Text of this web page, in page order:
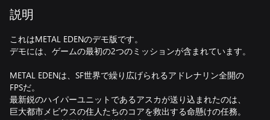
説明
これはMETAL EDENのデモ版です。
デモには、ゲームの最初の2つのミッションが含まれています。
METAL EDENは、SF世界で繰り広げられるアドレナリン全開の
FPSだ。
最新鋭のハイパーユニットであるアスカが送り込まれたのは、
巨大都市メビウスの住人たちのコアを救出する命懸けの任務。